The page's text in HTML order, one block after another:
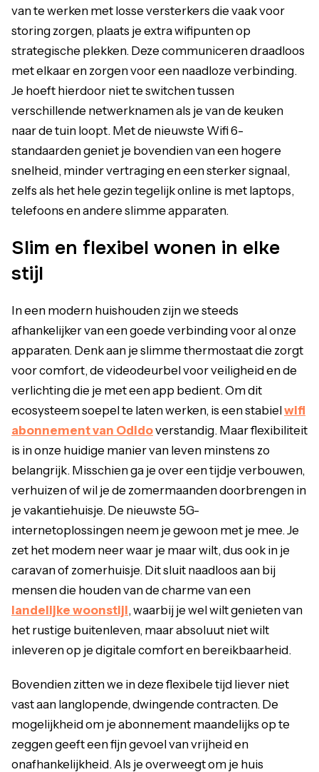
van te werken met losse versterkers die vaak voor
storing zorgen, plaats je extra wifipunten op
strategische plekken. Deze communiceren draadloos
met elkaar en zorgen voor een naadloze verbinding.
Je hoeft hierdoor niet te switchen tussen
verschillende netwerknamen als je van de keuken
naar de tuin loopt. Met de nieuwste Wifi 6-
standaarden geniet je bovendien van een hogere
snelheid, minder vertraging en een sterker signaal,
zelfs als het hele gezin tegelijk online is met laptops,
telefoons en andere slimme apparaten.
Slim en flexibel wonen in elke
stijl
In een modern huishouden zijn we steeds
afhankelijker van een goede verbinding voor al onze
apparaten. Denk aan je slimme thermostaat die zorgt
voor comfort, de videodeurbel voor veiligheid en de
verlichting die je met een app bedient. Om dit
ecosysteem soepel te laten werken, is een stabielwifi
abonnement van Odidoverstandig. Maar flexibiliteit
is in onze huidige manier van leven minstens zo
belangrijk. Misschien ga je over een tijdje verbouwen,
verhuizen of wil je de zomermaanden doorbrengen in
je vakantiehuisje. De nieuwste 5G-
internetoplossingen neem je gewoon met je mee. Je
zet het modem neer waar je maar wilt, dus ook in je
caravan of zomerhuisje. Dit sluit naadloos aan bij
mensen die houden van de charme van een
landelijke woonstijl, waarbij je wel wilt genieten van
het rustige buitenleven, maar absoluut niet wilt
inleveren op je digitale comfort en bereikbaarheid.
Bovendien zitten we in deze flexibele tijd liever niet
vast aan langlopende, dwingende contracten. De
mogelijkheid om je abonnement maandelijks op te
zeggen geeft een fijn gevoel van vrijheid en
onafhankelijkheid. Als je overweegt om je huis